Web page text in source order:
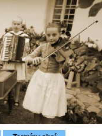
Přihlášení